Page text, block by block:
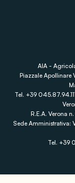
AIA -
Piazzale Apollinare
Tel. +39
R.E.A. Verona
Sede Amministrativa:
Tel. +39